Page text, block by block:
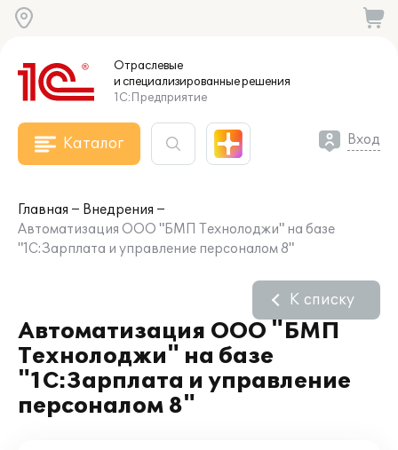
Отраслевые
и специализированныерешения
1С:Предприятие
Каталог Вход
Главная
Внедрения
Автоматизация ООО "БМП Технолоджи" на базе
"1С:Зарплата и управление персоналом 8"
Автоматизация ООО "БМП
Технолоджи" на базе
"1С:Зарплата и управление
персоналом 8"
К списку